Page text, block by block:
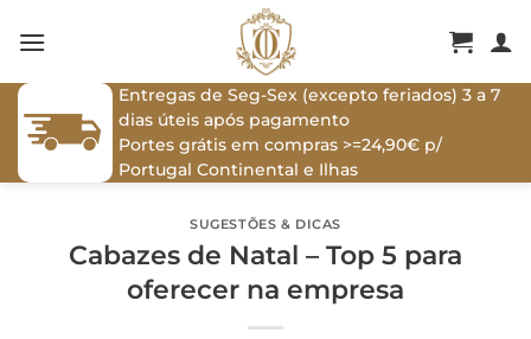
Entregas de Seg-Sex (excepto feriados) 3 a 7
dias úteis após pagamento
Portes grátis em compras >=24,90€ p/
Portugal Continental e Ilhas
SUGESTÕES & DICAS
Cabazes de Natal – Top 5 para
oferecer na empresa